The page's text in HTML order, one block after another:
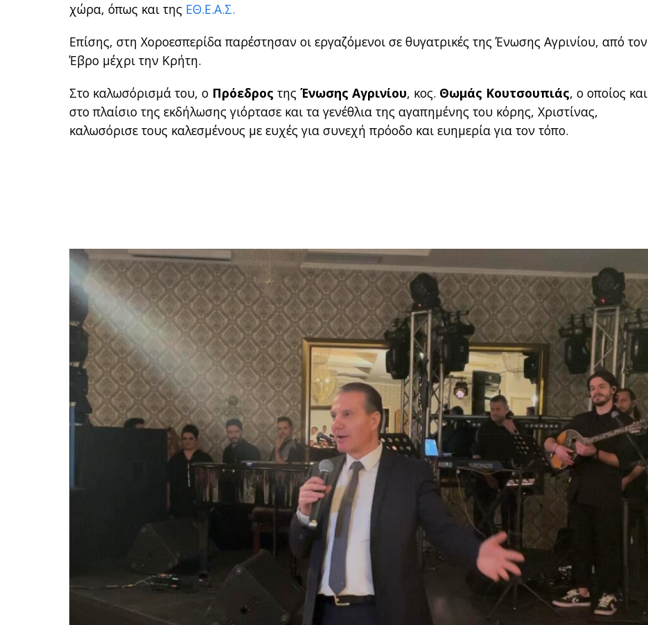
χώρα, όπως και της ΕΘ.Ε.Α.Σ.
Επίσης, στη Χοροεσπερίδα παρέστησαν οι εργαζόμενοι σε θυγατρικές της Ένωσης Αγρινίου, από τον
Έβρο μέχρι την Κρήτη.
Στο καλωσόρισμά του, ο Πρόεδρος τηςΈνωσης Αγρινίου, κος. Θωμάς Κουτσουπιάς, ο οποίος και
στο πλαίσιο της εκδήλωσης γιόρτασε και τα γενέθλια της αγαπημένης του κόρης, Χριστίνας,
καλωσόρισε τους καλεσμένους με ευχές για συνεχή πρόοδο και ευημερία για τον τόπο.